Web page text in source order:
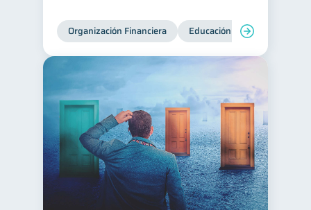
Organización Financiera Educación financiera